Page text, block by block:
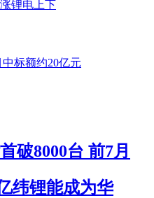
锂电上下
标额约20亿元
破8000台 前7月
纬锂能成为华